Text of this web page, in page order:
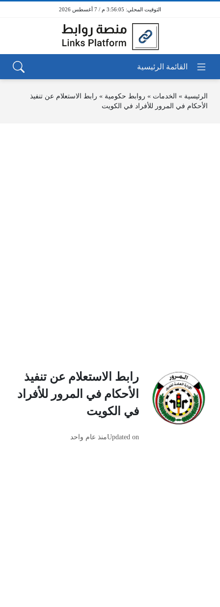
3:56:05 م / 7 أغسطس 2026
الرئيسية » الخدمات » روابط حكومية » رابط الاستعلام عن تنفيذ
الأحكام في المرور للأفراد في الكويت
رابط الاستعلام عن تنفيذ
الأحكام في المرور للأفراد
في الكويت
Updated onمنذ عام واحد